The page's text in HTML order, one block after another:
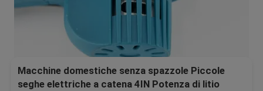
Macchine domestiche senza spazzole Piccole
seghe elettriche a catena 4IN Potenza di litio